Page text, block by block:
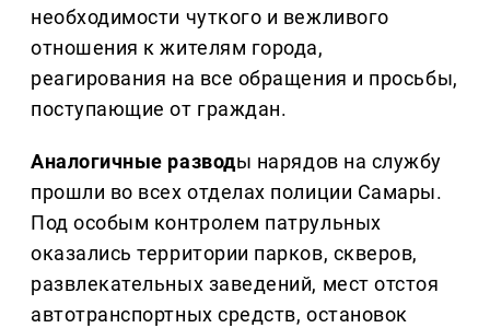
необходимости чуткого и вежливого
отношения к жителям города,
реагирования на все обращения и просьбы,
поступающие от граждан.
Аналогичные разводы нарядов на службу
прошли во всех отделах полиции Самары.
Под особым контролем патрульных
оказались территории парков, скверов,
развлекательных заведений, мест отстоя
автотранспортных средств, остановок